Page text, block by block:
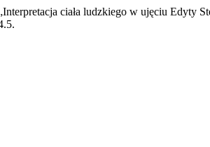
ciała ludzkiego w ujęciu Edyty